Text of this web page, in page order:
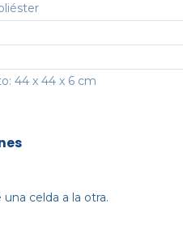
: 44 x 44 x 6 cm
celda a la otra.